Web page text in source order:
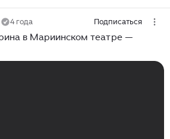
4 года Подписаться
в Мариинском театре —